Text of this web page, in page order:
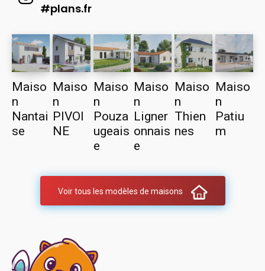
#plans.fr
Maiso
n
Nantai
se
Maiso
n
PIVOI
NE
Maiso
n
Pouza
ugeais
e
Maiso
n
Ligner
onnais
e
Maiso
n
Thien
nes
Maiso
n
Patiu
m
Voir tous les modèles de maisons